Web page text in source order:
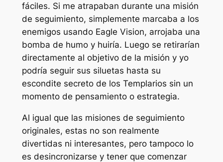
fáciles. Si me atrapaban durante una misión
de seguimiento, simplemente marcaba a los
enemigos usando Eagle Vision, arrojaba una
bomba de humo y huiría. Luego se retirarían
directamente al objetivo de la misión y yo
podría seguir sus siluetas hasta su
escondite secreto de los Templarios sin un
momento de pensamiento o estrategia.
Al igual que las misiones de seguimiento
originales, estas no son realmente
divertidas ni interesantes, pero tampoco lo
es desincronizarse y tener que comenzar